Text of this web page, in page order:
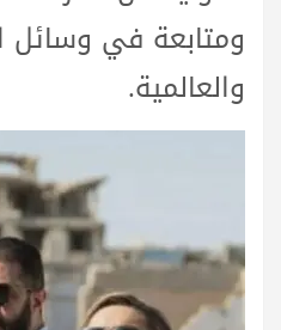
ومتابعة في وسائل
والعالمية.